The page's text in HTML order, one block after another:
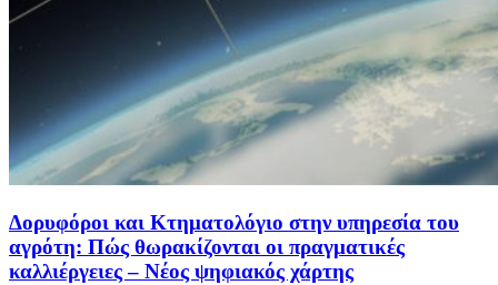
Δορυφόροι και Κτηματολόγιο στην υπηρεσία του
αγρότη: Πώς θωρακίζονται οι πραγματικές
καλλιέργειες – Νέος ψηφιακός χάρτης